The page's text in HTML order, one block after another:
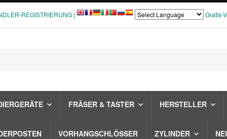
REGISTRIERUNG | Gratis-
FRÄSER & TASTER HERSTELLER
VORHANGSCHLÖSSER ZYLINDER